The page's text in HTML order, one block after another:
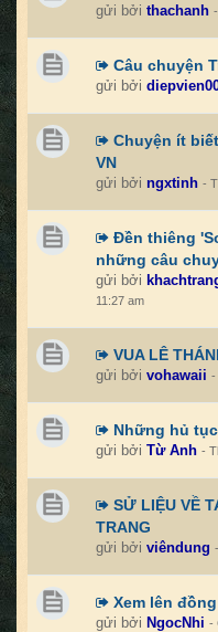
gửi bởi thachanh
Câu chuyện
gửi bởi
Chuyện ít
VN
gửi bởi ngxtinh -
Đền thiêng
những câu
gửi bởi
11:27 am
VUA LÊ
gửi bởi vohawaii -
Những hủ
gửi bởi Từ Anh -
SỬ LIỆU VỀ
TRANG
gửi bởi viêndung
Xem lên
gửi bởi NgocNhi -